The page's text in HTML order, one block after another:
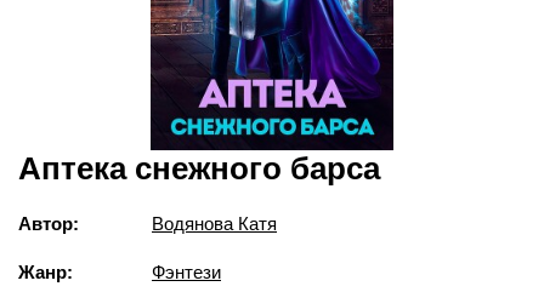
Аптека снежного барса
Автор: Водянова Катя
Жанр: Фэнтези